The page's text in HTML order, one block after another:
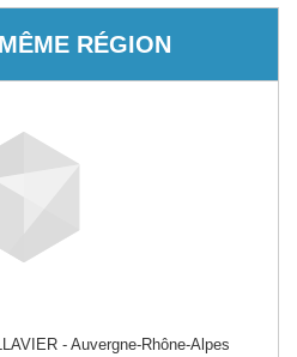
RÉGION
- Auvergne-Rhône-Alpes